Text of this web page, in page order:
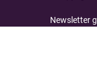
Newsletter